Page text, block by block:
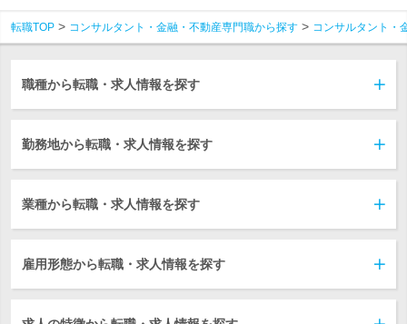
転職TOP コンサルタント・金融・不動産専門職から探す コンサルタント・
職種から転職・求人情報を探す
勤務地から転職・求人情報を探す
業種から転職・求人情報を探す
雇用形態から転職・求人情報を探す